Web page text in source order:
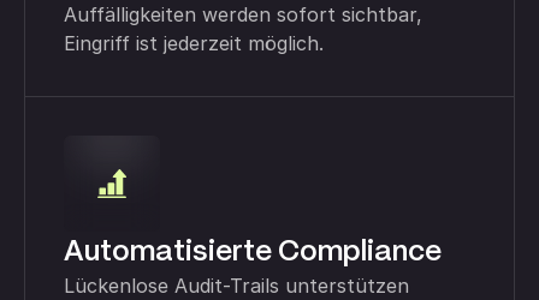
Auffälligkeiten werden sofort sichtbar,
Eingriff ist jederzeit möglich.
Automatisierte Compliance
Lückenlose Audit-Trails unterstützen